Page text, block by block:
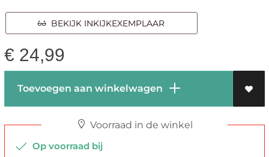
BEKIJK INKIJKEXEMPLAAR
€ 24,99
Toevoegen aan winkelwagen
Voorraad in de winkel
Op voorraad bij